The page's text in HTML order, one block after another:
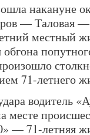
накануне
— Таловая —
местный
71-летнего
водитель
месте
— 71-летняя